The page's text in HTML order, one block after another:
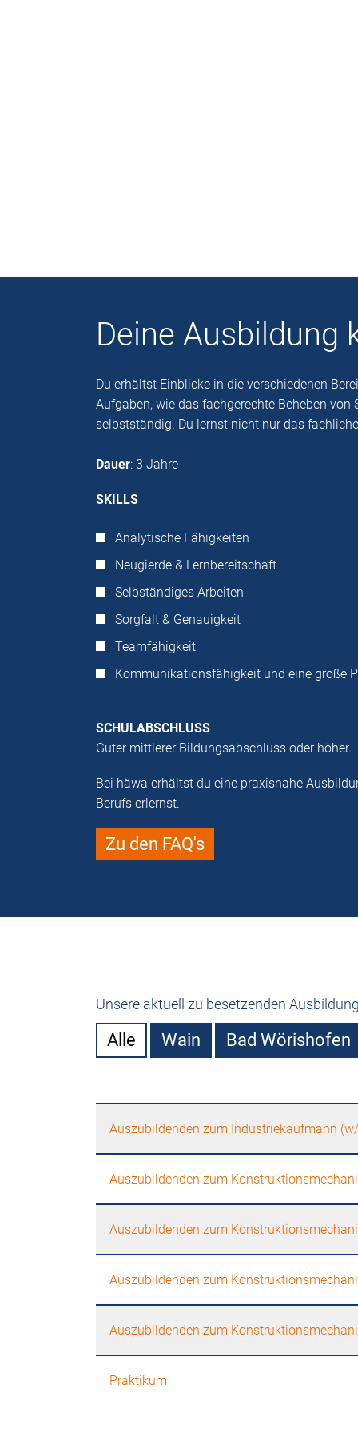
Deine Ausbildung
Du erhältst Einblicke in die verschiedenen
Aufgaben, wie das fachgerechte Beheben
selbstständig. Du lernst nicht nur das
Dauer: 3 Jahre
SKILLS
Analytische Fähigkeiten
Neugierde & Lernbereitschaft
Selbständiges Arbeiten
Sorgfalt & Genauigkeit
Teamfähigkeit
Kommunikationsfähigkeit und eine große
SCHULABSCHLUSS
Guter mittlerer Bildungsabschluss oder höher.
Bei häwa erhältst du eine praxisnahe
Berufs erlernst.
Zu den FAQ's
Unsere aktuell zu besetzenden
Alle Wain Bad Wörishofen
Auszubildenden zum Industriekaufmann
Auszubildenden zum
Auszubildenden zum
Auszubildenden zum
Auszubildenden zum
Praktikum